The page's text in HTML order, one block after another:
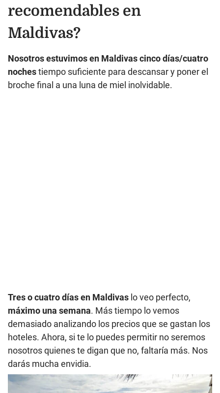
recomendables en
Maldivas?
Nosotros estuvimos en Maldivas cinco días/cuatro
nochestiempo suficiente para descansar y poner el
broche final a una luna de miel inolvidable.
Tres o cuatro días en Maldivas lo veo perfecto,
máximo una semana. Más tiempo lo vemos
demasiado analizando los precios que se gastan los
hoteles. Ahora, si te lo puedes permitir no seremos
nosotros quienes te digan que no, faltaría más. Nos
darás mucha envidia.